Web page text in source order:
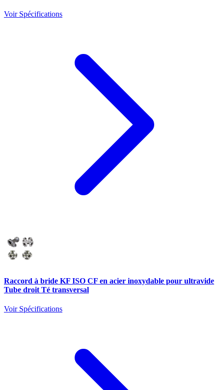
Voir Spécifications
Raccord à bride KF ISO CF en acier inoxydable pour ultravide
Tube droit Té transversal
Voir Spécifications